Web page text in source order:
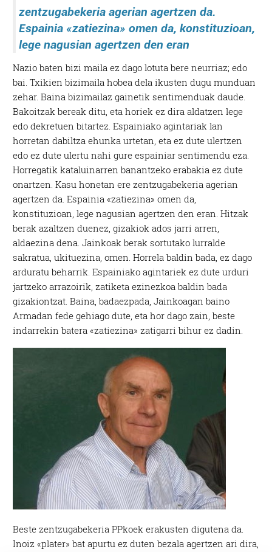
zentzugabekeria agerian agertzen da.
Espainia «zatiezina» omen da, konstituzioan,
lege nagusian agertzen den eran
Nazio baten bizi maila ez dago lotuta bere neurriaz; edo
bai. Txikien bizimaila hobea dela ikusten dugu munduan
zehar. Baina bizimailaz gainetik sentimenduak daude.
Bakoitzak bereak ditu, eta horiek ez dira aldatzen lege
edo dekretuen bitartez. Espainiako agintariak lan
horretan dabiltza ehunka urtetan, eta ez dute ulertzen
edo ez dute ulertu nahi gure espainiar sentimendu eza.
Horregatik kataluinarren banantzeko erabakia ez dute
onartzen. Kasu honetan ere zentzugabekeria agerian
agertzen da. Espainia «zatiezina» omen da,
konstituzioan, lege nagusian agertzen den eran. Hitzak
berak azaltzen duenez, gizakiok ados jarri arren,
aldaezina dena. Jainkoak berak sortutako lurralde
sakratua, ukituezina, omen. Horrela baldin bada, ez dago
arduratu beharrik. Espainiako agintariek ez dute urduri
jartzeko arrazoirik, zatiketa ezinezkoa baldin bada
gizakiontzat. Baina, badaezpada, Jainkoagan baino
Armadan fede gehiago dute, eta hor dago zain, beste
indarrekin batera «zatiezina» zatigarri bihur ez dadin.
Beste zentzugabekeria PPkoek erakusten digutena da.
Inoiz «plater» bat apurtu ez duten bezala agertzen ari dira,